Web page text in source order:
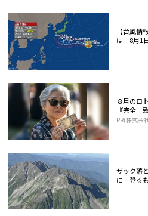
【台風情
は 8月1
８月のロ
『完全一
PR(株式会
ザック落
に…登る